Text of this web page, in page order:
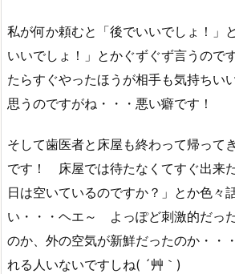
私が何か頼むと「後でいいでしょ！」
いいでしょ！」とかぐずぐず言うので
たらすぐやったほうが相手も気持ちい
思うのですがね・・・悪い癖です！
そして歯医者と床屋も終わって帰って
です！ 床屋では待たなくてすぐ出来
日は空いているのですか？」とか色々
い・・・ヘエ～ よっぽど刺激的だっ
のか、外の空気が新鮮だったのか・・
れる人いないですしね( ´艸｀)